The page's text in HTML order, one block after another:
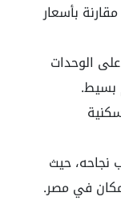
بأسعار
الوحدات
نجاحه، حيث
في مصر.